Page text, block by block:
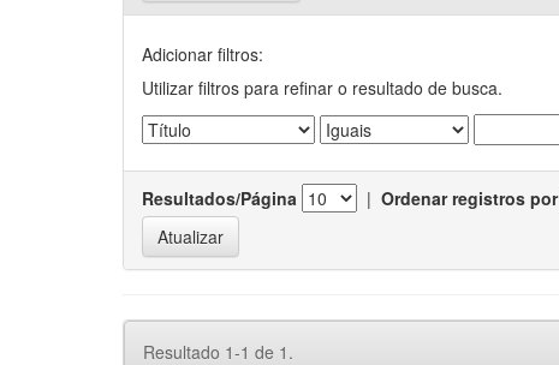
Adicionar filtros:
Utilizar filtros para refinar o resultado de busca.
Resultados/Página | Ordenar registros por
Resultado 1-1 de 1.